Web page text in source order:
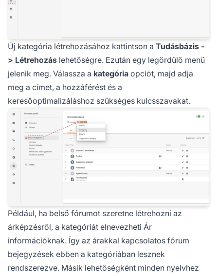
Új kategória létrehozásához kattintson a Tudásbázis -
> Létrehozás lehetőségre. Ezután egy legördülő menü
jelenik meg. Válassza a kategória opciót, majd adja
meg a címet, a hozzáférést és a
keresőoptimalizáláshoz szükséges kulcsszavakat.
Például, ha belső fórumot szeretne létrehozni az
árképzésről, a kategóriát elnevezheti Ár
információknak. Így az árakkal kapcsolatos fórum
bejegyzések ebben a kategóriában lesznek
rendszerezve. Másik lehetőségként minden nyelvhez